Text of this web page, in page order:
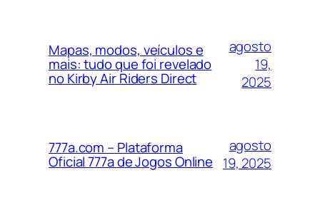
Mapas, modos, veículos e
mais: tudo que foi revelado
no Kirby Air Riders Direct
agosto
19,
2025
777a.com – Plataforma
Oficial 777a de Jogos Online
agosto
19, 2025